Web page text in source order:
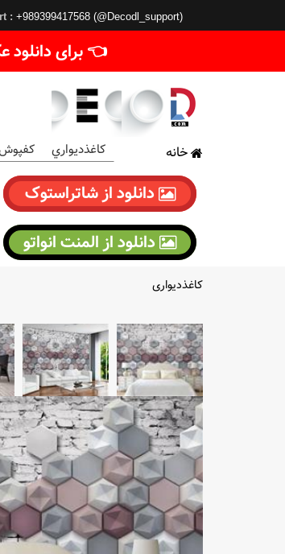
: +989399417568 (@Decodl_support)
👈 برای
خانه کاغذديواري
دانلود از شاتراستوک
دانلود از المنت انواتو
کاغذدیواری